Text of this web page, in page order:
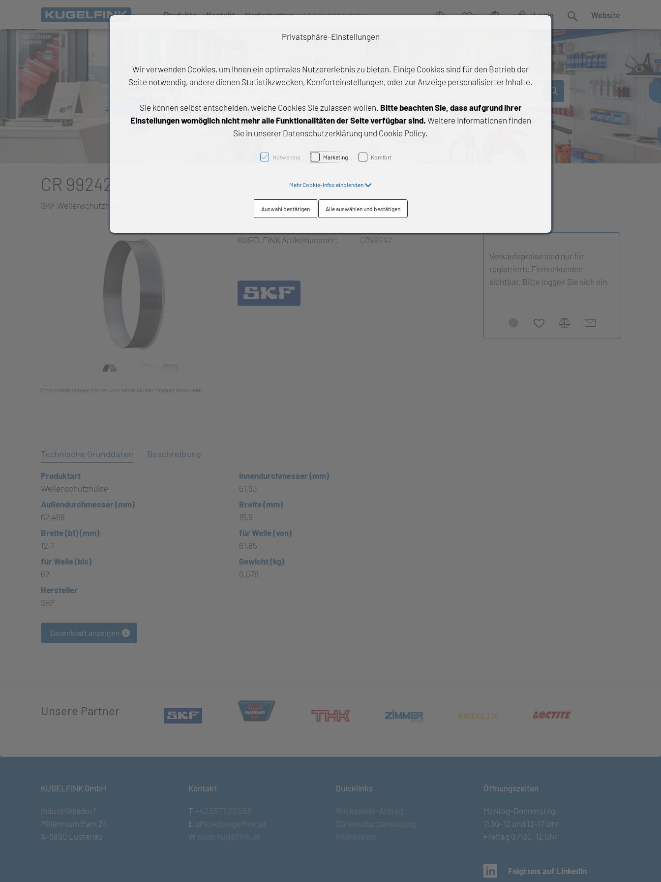
Produkte Kontakt Notfallhotline:+43 664 222 9 888 VergleichWunschlisteWarenkorb Login Suche Website
Alle Produkte
Wälz- und Gleitlager
Antriebstechnik
Chemische Produkte
Alle Produkte
CR 99242
SKF Wellenschutzhülse
Produktabbildungen können vom tatsächlichen Produkt abweichen
KUGELFINK Artikelnummer:
CR99242
Verkaufspreise sind nur für
registrierte Firmenkunden
sichtbar. Bitte loggen Sie sich ein.
Technische Grunddaten Beschreibung
Produktart
Wellenschutzhülse
Innendurchmesser (mm)
61,93
Außendurchmesser (mm)
62,488
Breite (mm)
15,9
Breite (b1) (mm)
12,7
für Welle (von)
61,85
für Welle (bis)
62
Gewicht (kg)
0,078
Hersteller
SKF
Datenblatt anzeigen
Unsere Partner (öffnet in neuem Tab)
(öffnet in neuem Tab)(öffnet in neuem Tab)(öffnet in neuem Tab)(öffnet in neuem Tab)
KUGELFINK GmbH
Industriebedarf
Millennium Park 24
A-6890 Lustenau
Kontakt
T +43 5577 20 555
E office@kugelfink.at
W shop.kugelfink.at
Quicklinks
Rücksende-Antrag
Datenschutzerklärung
Impressum
Öffnungszeiten
Montag-Donnerstag
7:30-12 und 13-17 Uhr
Freitag 07:30-12 Uhr
(öffnet in neuem Tab)
Folgt uns auf LinkedIn
Privatsphäre-Einstellungen
Wir verwenden Cookies, um Ihnen ein optimales Nutzererlebnis zu bieten. Einige Cookies sind für den Betrieb der
Seite notwendig, andere dienen Statistikzwecken, Komforteinstellungen, oder zur Anzeige personalisierter Inhalte.
Sie können selbst entscheiden, welche Cookies Sie zulassen wollen. Bitte beachten Sie, dass aufgrund Ihrer
Einstellungen womöglich nicht mehr alle Funktionalitäten der Seite verfügbar sind. Weitere Informationen finden
Sie in unserer Datenschutzerklärung und Cookie Policy.
Notwendig Marketing Komfort
Mehr Cookie-Infos einblenden
Auswahl bestätigen Alle auswählen und bestätigen